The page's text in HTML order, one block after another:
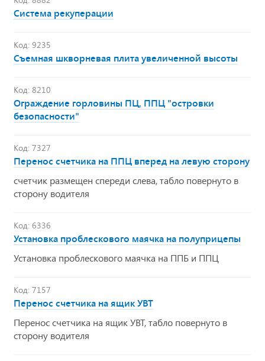
Система рекуперации
Код: 9235
Съемная шкворневая плита увеличенной высоты
Код: 8210
Ограждение горловины ПЦ, ППЦ "островки
безопасности"
Код: 7327
Перенос счетчика на ППЦ вперед на левую сторону
счетчик размещен спереди слева, табло повернуто в
сторону водителя
Код: 6336
Установка проблескового маячка на полуприцепы
Установка проблескового маячка на ППБ и ППЦ
Код: 7157
Перенос счетчика на ящик УВТ
Перенос счетчика на ящик УВТ, табло повернуто в
сторону водителя